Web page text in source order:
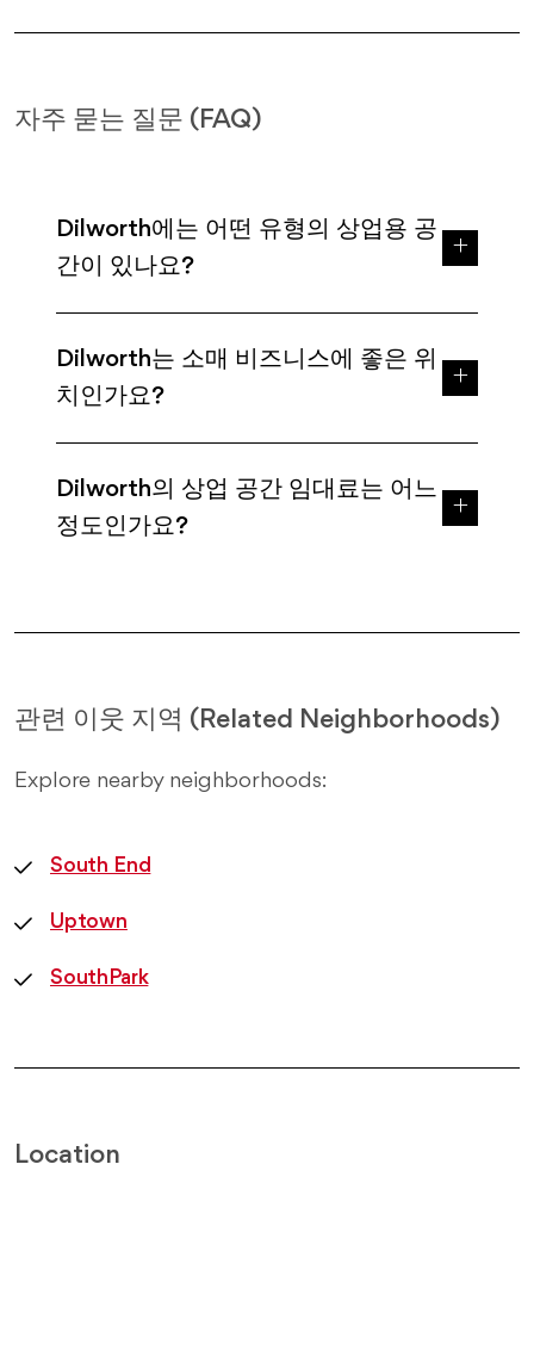
자주 묻는 질문 (FAQ)
Dilworth에는 어떤 유형의 상업용 공
간이 있나요?
Dilworth는 소매 비즈니스에 좋은 위
치인가요?
Dilworth의 상업 공간 임대료는 어느
정도인가요?
관련 이웃 지역 (Related Neighborhoods)
Explore nearby neighborhoods:
South End
Uptown
SouthPark
Location